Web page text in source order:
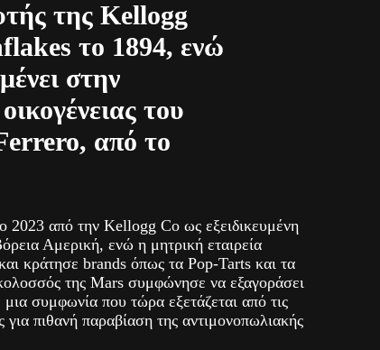
της Kellogg
το 1894, ενώ
στην
του
από το
από την Kellogg Co ως εξειδικευμένη
Αμερική, ενώ η μητρική εταιρεία
κράτησε brands όπως τα Pop-Tarts και τα
της Mars συμφώνησε να εξαγοράσει
συμφωνία που τώρα εξετάζεται από τις
για πιθανή παραβίαση της αντιμονοπωλιακής